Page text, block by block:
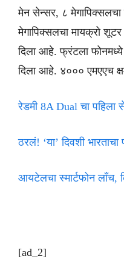
मेन सेन्सर, ८
मेगापिक्सलचा मायक्रो
दिला आहे. फ्रंटला
दिला आहे. ४००० एमएएच
रेडमी 8A Dual चा
ठरलं! ‘या’ दिवशी
आयटेलचा स्मार्टफोन लाँच,
[ad_2]